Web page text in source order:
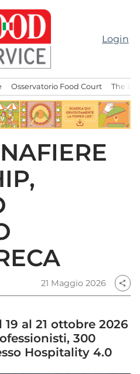
Login
Osservatorio Food Court The
21 Maggio 2026 share
al 21 ottobre 2026
300
Hospitality 4.0